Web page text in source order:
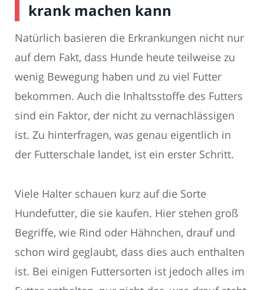
krank machen kann
Natürlich basieren die Erkrankungen nicht nur
auf dem Fakt, dass Hunde heute teilweise zu
wenig Bewegung haben und zu viel Futter
bekommen. Auch die Inhaltsstoffe des Futters
sind ein Faktor, der nicht zu vernachlässigen
ist. Zu hinterfragen, was genau eigentlich in
der Futterschale landet, ist ein erster Schritt.
Viele Halter schauen kurz auf die Sorte
Hundefutter, die sie kaufen. Hier stehen groß
Begriffe, wie Rind oder Hähnchen, drauf und
schon wird geglaubt, dass dies auch enthalten
ist. Bei einigen Futtersorten ist jedoch alles im